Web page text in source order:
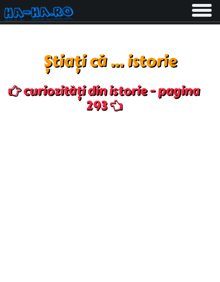
Toggle
Știați că ... istorie
curiozități din istorie - pagina
293